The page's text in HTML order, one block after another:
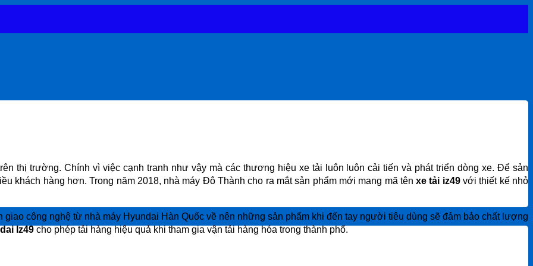
thị trường. Chính vì việc cạnh tranh như vậy mà các thương hiệu xe tải luôn luôn cải tiến và phát triển dòng xe. Để sản
khách hàng hơn. Trong năm 2018, nhà máy Đô Thành cho ra mắt sản phẩm mới mang mã tênxe tải iz49với thiết kế nhỏ
công nghệ từ nhà máy Hyundai Hàn Quốc về nên những sản phẩm khi đến tay người tiêu dùng sẽ đảm bảo chất lượng
Iz49 cho phép tải hàng hiệu quả khi tham gia vận tải hàng hóa trong thành phố.